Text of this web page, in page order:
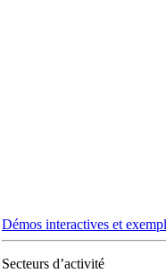
Démos interactives et
Secteurs d’activité